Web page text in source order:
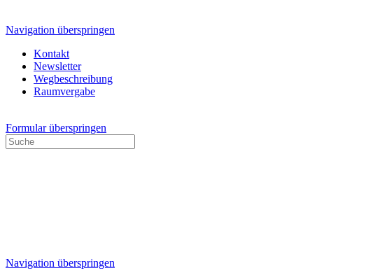
Navigation überspringen
Kontakt
Newsletter
Wegbeschreibung
Raumvergabe
Formular überspringen
Navigation überspringen